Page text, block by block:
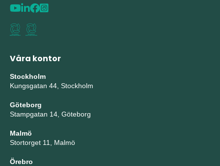
Våra kontor
Stockholm
Kungsgatan 44, Stockholm
Göteborg
Stampgatan 14, Göteborg
Malmö
Stortorget 11, Malmö
Örebro